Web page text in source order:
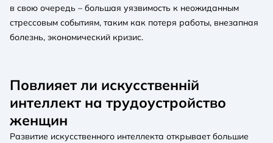
в свою очередь – большая уязвимость к неожиданным
стрессовым событиям, таким как потеря работы, внезапная
болезнь, экономический кризис.
Повлияет ли искусственній
интеллект на трудоустройство
женщин
Развитие искусственного интеллекта открывает большие